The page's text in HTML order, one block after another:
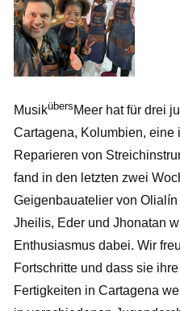
Musikübers Meer hat für drei
Cartagena, Kolumbien,
Reparieren von
fand in den letzten zwei
Geigenbauatelier von Olialín
Jheilis, Eder und Jhonatan
Enthusiasmus dabei. Wir
Fortschritte und dass sie
Fertigkeiten in Cartagena